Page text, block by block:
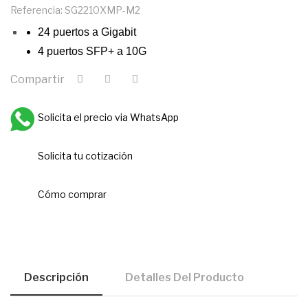
Referencia: SG2210XMP-M2
24 puertos a Gigabit
4 puertos SFP+ a 10G
Compartir
Solicita el precio via WhatsApp
Solicita tu cotización
Cómo comprar
Descripción Detalles Del Producto